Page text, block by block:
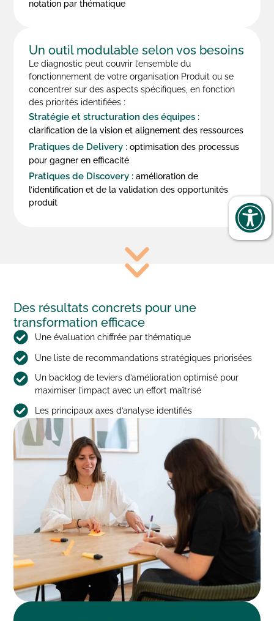
notation par thématique
Un outil modulable selon vos besoins
Le diagnostic peut couvrir l’ensemble du
fonctionnement de votre organisation Produit ou se
concentrer sur des aspects spécifiques, en fonction
des priorités identifiées :
Stratégie et structuration des équipes :
clarification de la vision et alignement des ressources
Pratiques de Delivery : optimisation des processus
pour gagner en efficacité
Pratiques de Discovery : amélioration de
l’identification et de la validation des opportunités
produit
Des résultats concrets pour une
transformation efficace
Une évaluation chiffrée par thématique
Une liste de recommandations stratégiques priorisées
Un backlog de leviers d’amélioration optimisé pour
maximiser l’impact avec un effort maîtrisé
Les principaux axes d’analyse identifiés